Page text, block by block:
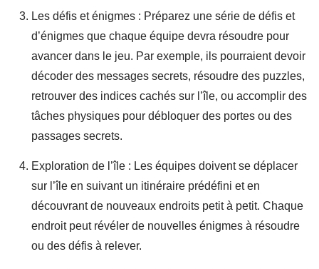
Les défis et énigmes : Préparez une série de défis et
d’énigmes que chaque équipe devra résoudre pour
avancer dans le jeu. Par exemple, ils pourraient devoir
décoder des messages secrets, résoudre des puzzles,
retrouver des indices cachés sur l’île, ou accomplir des
tâches physiques pour débloquer des portes ou des
passages secrets.
Exploration de l’île : Les équipes doivent se déplacer
sur l’île en suivant un itinéraire prédéfini et en
découvrant de nouveaux endroits petit à petit. Chaque
endroit peut révéler de nouvelles énigmes à résoudre
ou des défis à relever.